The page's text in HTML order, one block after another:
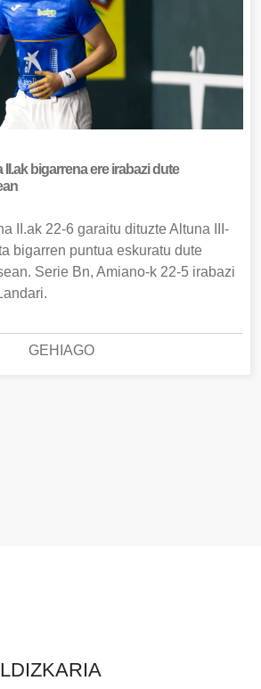
bigarrena ere irabazi dute
II.ak 22-6 garaitu dituzte Altuna III-
bigarren puntua eskuratu dute
Serie Bn, Amiano-k 22-5 irabazi
GEHIAGO